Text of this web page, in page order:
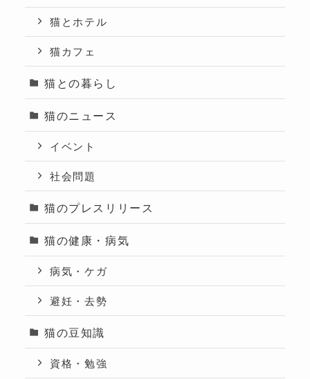
猫とホテル
猫カフェ
猫との暮らし
猫のニュース
イベント
社会問題
猫のプレスリリース
猫の健康・病気
病気・ケガ
避妊・去勢
猫の豆知識
資格・勉強